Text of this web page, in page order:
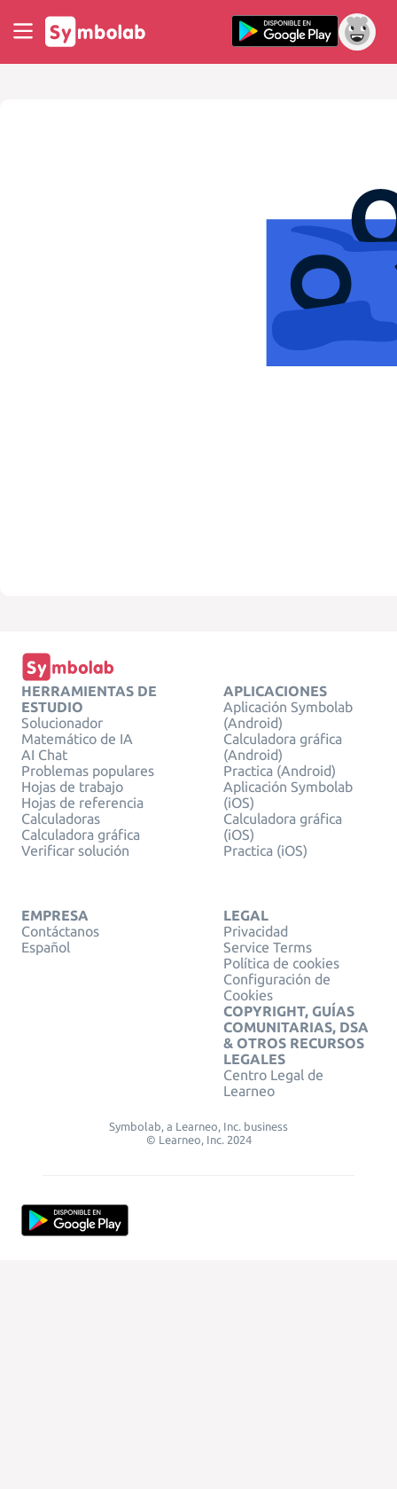
HERRAMIENTAS DE
ESTUDIO
Solucionador
Matemático de IA
AI Chat
Problemas populares
Hojas de trabajo
Hojas de referencia
Calculadoras
Calculadora gráfica
Verificar solución
APLICACIONES
Aplicación Symbolab
(Android)
Calculadora gráfica
(Android)
Practica (Android)
Aplicación Symbolab
(iOS)
Calculadora gráfica
(iOS)
Practica (iOS)
EMPRESA
Contáctanos
Español
LEGAL
Privacidad
Service Terms
Política de cookies
Configuración de
Cookies
COPYRIGHT, GUÍAS
COMUNITARIAS, DSA
& OTROS RECURSOS
LEGALES
Centro Legal de
Learneo
Symbolab, a Learneo, Inc. business
© Learneo, Inc. 2024